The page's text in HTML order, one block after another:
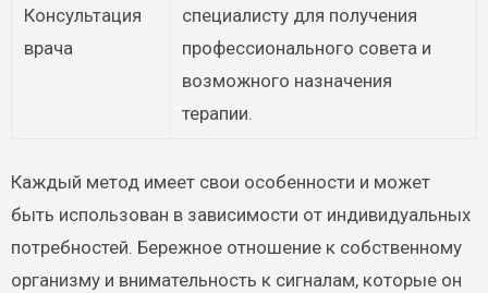
Консультация
врача
специалисту для получения
профессионального совета и
возможного назначения
терапии.
Каждый метод имеет свои особенности и может
быть использован в зависимости от индивидуальных
потребностей. Бережное отношение к собственному
организму и внимательность к сигналам, которые он